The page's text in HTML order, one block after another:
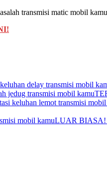
transmisi matic mobil
LUAR BIASA!